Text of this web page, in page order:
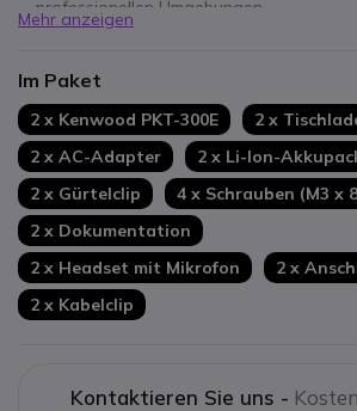
professionellen Umgebungen
Mehr anzeigen
Im Paket
2 x Kenwood PKT-300E
2 x
2 x AC-Adapter
2 x Li-Ion-
2 x Gürtelclip
4 x Schrauben (M3 x
2 x Dokumentation
2 x Headset mit Mikrofon
2 x
2 x Kabelclip
Kontaktieren Sie uns -